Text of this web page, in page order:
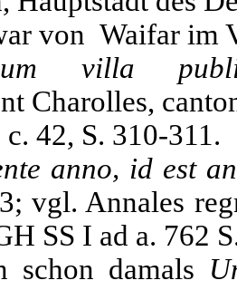
von Waifar im
villa
Charolles,
42, S. 310-311.
anno, id est
vgl. Annales
SS I ad a. 762
schon damals